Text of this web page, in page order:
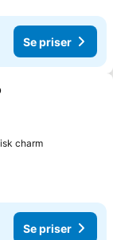
Se priser
Favoriter
charmSe priser
Se priser